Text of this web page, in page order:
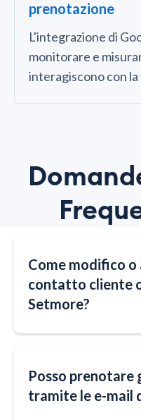
prenotazione
L'integrazione di
monitorare e
interagiscono con
Come modifico o
contatto cliente
Setmore?
Posso prenotare
tramite le e-mail